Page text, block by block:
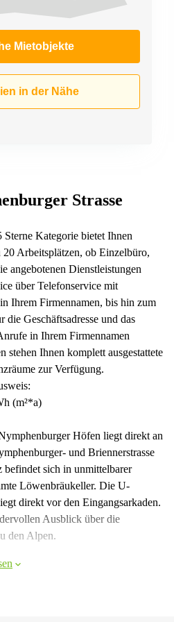
Mietobjekte
in der Nähe
Strasse
Sterne Kategorie bietet Ihnen
Arbeitsplätzen, ob Einzelbüro,
angebotenen Dienstleistungen
über Telefonservice mit
Ihrem Firmennamen, bis hin zum
Geschäftsadresse und das
in Ihrem Firmennamen
stehen Ihnen komplett ausgestattete
zur Verfügung.
(m²*a)
Höfen liegt direkt an
und Briennerstrasse
sich in unmittelbarer
Löwenbräukeller. Die U-
direkt vor den Eingangsarkaden.
Ausblick über die
den Alpen.